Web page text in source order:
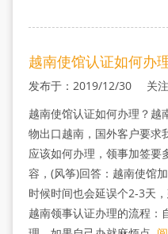
越南使馆认证如何办
发布于：2019/12/30 关
越南使馆认证如何办理？越
物出口越南，国外客户要求
应该如何办理，领事加签要
容，(风筝)回答：越南使馆
时候时间也会延误个2-3天
越南领事认证办理的流程：